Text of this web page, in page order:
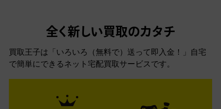
全く新しい買取のカタチ
買取王子は「いろいろ（無料で）送って即入金！」自宅
で簡単にできるネット宅配買取サービスです。